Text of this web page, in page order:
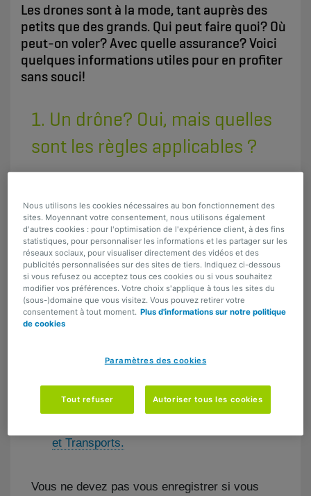
Les drones sont à la mode, tant auprès des
petits que des grands. Qui peut faire quoi? Où
peut-on voler? Avec quelle assurance? Voici
quelques informations utiles pour en profiter
sans souci!
1. Un drône? Oui, mais quelles
sont les règles applicables ?
que vous devez respecter quelques règles. La
réglementation européenne, par exemple.
Cette dernière a été complétée par l'Arrêté
royal belge du 8 novembre 2020. En voici les
principales lignes directrices.
Quelques principes de base importants
Enregistrement : avant de pouvoir faire
enregistrer en tant qu'utilisateur (exploitant)
Transport Aérien du SPF Mobilité et
Transports). Toutes les démarches sont
et Transports.
Vous ne devez pas vous enregistrer si vous
Nous utilisons les cookies nécessaires au bon fonctionnement des
sites. Moyennant votre consentement, nous utilisons également
d'autres cookies : pour l'optimisation de l'expérience client, à des fins
statistiques, pour personnaliser les informations et les partager sur les
réseaux sociaux, pour visualiser directement des vidéos et des
publicités personnalisées sur des sites de tiers. Indiquez ci-dessous
si vous refusez ou acceptez tous ces cookies ou si vous souhaitez
modifier vos préférences. Votre choix s'applique à tous les sites du
(sous-)domaine que vous visitez. Vous pouvez retirer votre
consentement à tout moment. Plus d'informations sur notre politique
de cookies
Paramètres des cookies
Tout refuser Autoriser tous les cookies